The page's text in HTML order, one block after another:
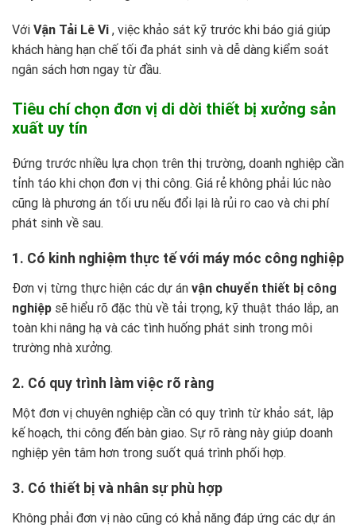
Với Vận Tải Lê Vi , việc khảo sát kỹ trước khi báo giá giúp
khách hàng hạn chế tối đa phát sinh và dễ dàng kiểm soát
ngân sách hơn ngay từ đầu.
Tiêu chí chọn đơn vị di dời thiết bị xưởng sản
xuất uy tín
Đứng trước nhiều lựa chọn trên thị trường, doanh nghiệp cần
tỉnh táo khi chọn đơn vị thi công. Giá rẻ không phải lúc nào
cũng là phương án tối ưu nếu đổi lại là rủi ro cao và chi phí
phát sinh về sau.
1. Có kinh nghiệm thực tế với máy móc công nghiệp
Đơn vị từng thực hiện các dự án vận chuyển thiết bị công
nghiệp sẽ hiểu rõ đặc thù về tải trọng, kỹ thuật tháo lắp, an
toàn khi nâng hạ và các tình huống phát sinh trong môi
trường nhà xưởng.
2. Có quy trình làm việc rõ ràng
Một đơn vị chuyên nghiệp cần có quy trình từ khảo sát, lập
kế hoạch, thi công đến bàn giao. Sự rõ ràng này giúp doanh
nghiệp yên tâm hơn trong suốt quá trình phối hợp.
3. Có thiết bị và nhân sự phù hợp
Không phải đơn vị nào cũng có khả năng đáp ứng các dự án